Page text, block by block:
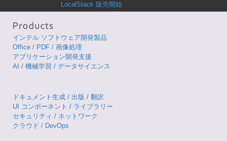
LocalStack 販売開始
インテル ソフトウェア開発製品
Office / PDF / 画像処理
アプリケーション開発支援
AI / 機械学習 / データサイエンス
ドキュメント生成 / 出版 / 翻訳
UI コンポーネント / ライブラリー
セキュリティ / ネットワーク
クラウド / DevOps